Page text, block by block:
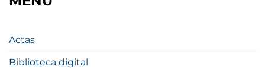
Actas
Biblioteca digital